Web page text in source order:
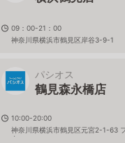
09：00-21：00
神奈川県横浜市鶴見区岸谷3-9-1
パシオス
鶴見森永橋店
10:00-20:00
神奈川県横浜市鶴見区元宮2-1-63
内